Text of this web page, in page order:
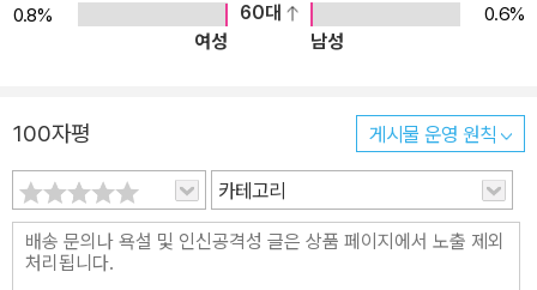
0.8%
60대
0.6%
여성
남성
100자평 게시물 운영 원칙
카테고리